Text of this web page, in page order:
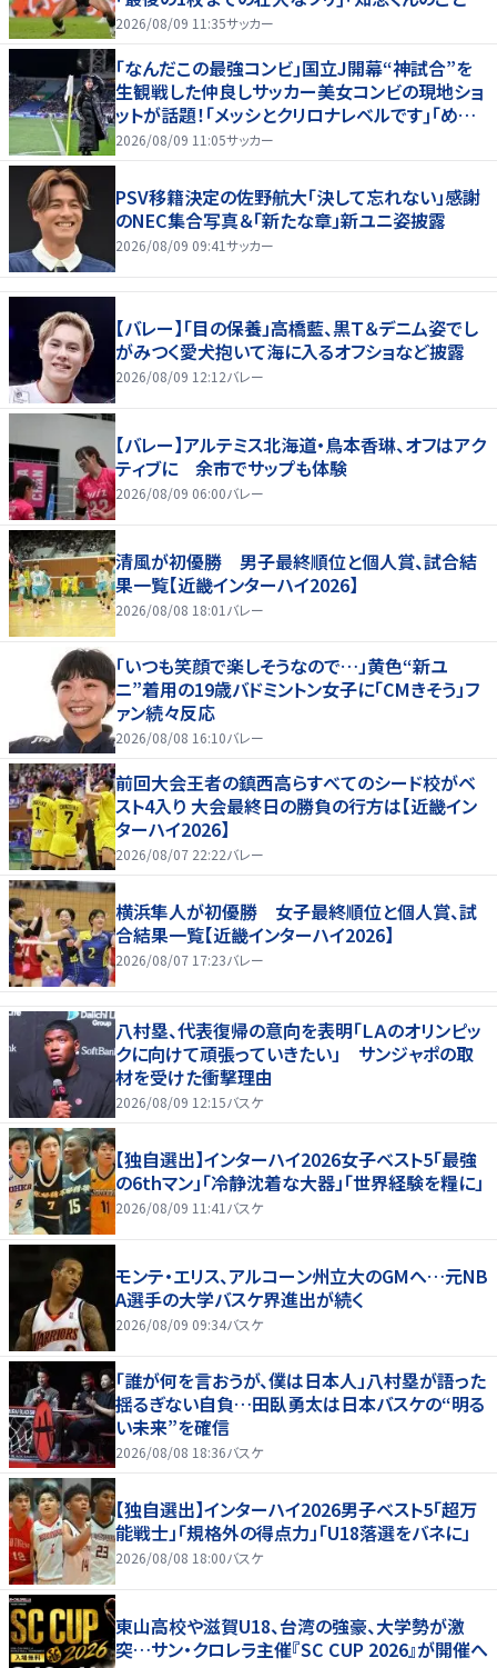
んだけ好きなんよｗ｣
2026/08/09 11:35サッカー
｢なんだこの最強コンビ｣国立J開幕“神試合”を
生観戦した仲良しサッカー美女コンビの現地ショ
ットが話題！｢メッシとクリロナレベルです｣｢めちゃ
くちゃ可愛い｣
2026/08/09 11:05サッカー
PSV移籍決定の佐野航大「決して忘れない」感謝
のNEC集合写真＆「新たな章」新ユニ姿披露
2026/08/09 09:41サッカー
【バレー】「目の保養」高橋藍、黒Ｔ＆デニム姿でし
がみつく愛犬抱いて海に入るオフショなど披露
2026/08/09 12:12バレー
【バレー】アルテミス北海道・鳥本香琳、オフはアク
ティブに 余市でサップも体験
2026/08/09 06:00バレー
清風が初優勝 男子最終順位と個人賞、試合結
果一覧【近畿インターハイ2026】
2026/08/08 18:01 バレー
「いつも笑顔で楽しそうなので…」黄色“新ユ
ニ”着用の19歳バドミントン女子に「CMきそう」フ
ァン続々反応
2026/08/08 16:10バレー
前回大会王者の鎮西高らすべてのシード校がベ
スト4入り 大会最終日の勝負の行方は【近畿イン
ターハイ2026】
2026/08/07 22:22バレー
横浜隼人が初優勝 女子最終順位と個人賞、試
合結果一覧【近畿インターハイ2026】
2026/08/07 17:23バレー
八村塁、代表復帰の意向を表明「ＬＡのオリンピッ
クに向けて頑張っていきたい」 サンジャポの取
材を受けた衝撃理由
2026/08/09 12:15バスケ
【独自選出】インターハイ2026女子ベスト5「最強
の6thマン」「冷静沈着な大器」「世界経験を糧に」
2026/08/09 11:41 バスケ
モンテ・エリス、アルコーン州立大のGMへ…元NB
A選手の大学バスケ界進出が続く
2026/08/09 09:34バスケ
「誰が何を言おうが、僕は日本人」八村塁が語った
揺るぎない自負…田臥勇太は日本バスケの“明る
い未来”を確信
2026/08/08 18:36バスケ
【独自選出】インターハイ2026男子ベスト5「超万
能戦士」「規格外の得点力」「U18落選をバネに」
2026/08/08 18:00バスケ
東山高校や滋賀U18、台湾の強豪、大学勢が激
突…サン・クロレラ主催『SC CUP 2026』が開催へ